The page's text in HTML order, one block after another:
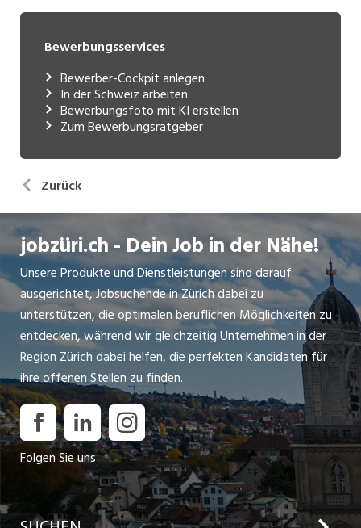
Bewerbungsservices
Bewerber-Cockpit anlegen
In der Schweiz arbeiten
Bewerbungsfoto mit KI erstellen
Zum Bewerbungsratgeber
Zurück
jobzüri.ch - Dein Job in der Nähe!
Unsere Produkte und Dienstleistungen sind darauf
ausgerichtet, Jobsuchende in Zürich dabei zu
unterstützen, die optimalen beruflichen Möglichkeiten zu
entdecken, während wir gleichzeitig Unternehmen in der
Region Zürich dabei helfen, die perfekten Kandidaten für
ihre offenen Stellen zu finden.
Folgen Sie uns